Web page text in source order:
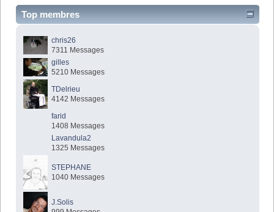
Top membres
chris26
7311 Messages
gilles
5210 Messages
TDelrieu
4142 Messages
farid
1408 Messages
Lavandula2
1325 Messages
STEPHANE
1040 Messages
J.Solis